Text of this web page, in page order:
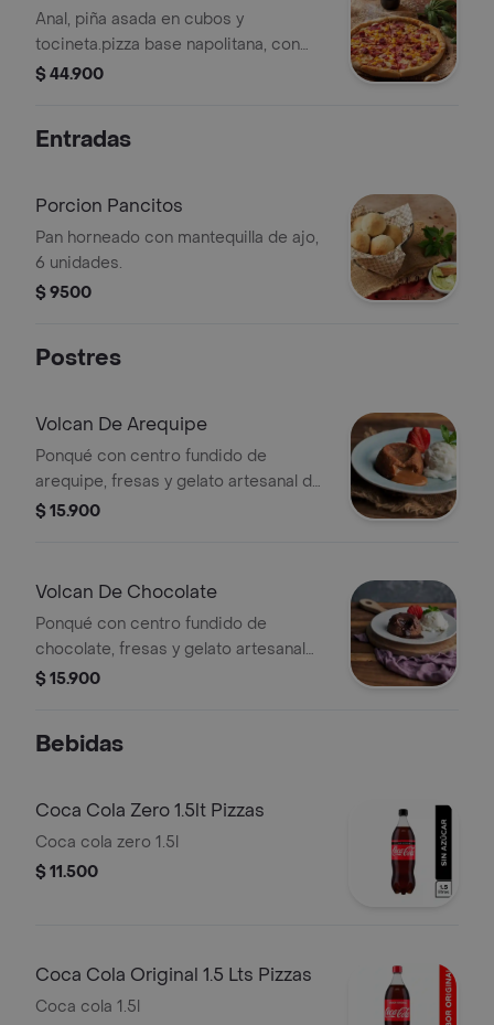
Anal, piña asada en cubos y
tocineta.pizza base napolitana, con
mozzarella, jamón artes
$ 44.900
Entradas
Porcion Pancitos
Pan horneado con mantequilla de ajo,
6 unidades.
$ 9500
Postres
Volcan De Arequipe
Ponqué con centro fundido de
arequipe, fresas y gelato artesanal de
vainilla.
$ 15.900
Volcan De Chocolate
Ponqué con centro fundido de
chocolate, fresas y gelato artesanal
de vainilla
$ 15.900
Bebidas
Coca Cola Zero 1.5lt Pizzas
Coca cola zero 1.5l
$ 11.500
Coca Cola Original 1.5 Lts Pizzas
Coca cola 1.5l